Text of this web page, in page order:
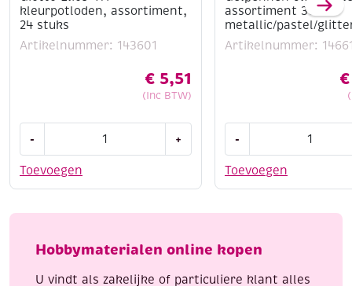
kleurpotloden, assortiment,
24 stuks
Artikelnummer: 143601
€ 5,51
(Inc BTW)
Toevoegen
-
Tri
24
aantal
+
assortiment 30 st
metallic/pastel/
Artikelnummer:
€
Toevoegen
-
assortiment
metallic/pastel/
Hobbymaterialen online kopen
U vindt als zakelijke of particuliere klant alles